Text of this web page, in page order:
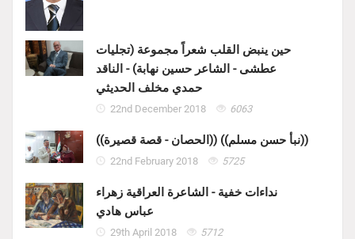
حين ينبض القلب شعراً مجموعة (تجليات
عطشى - الشاعر حسين نهابة) - الناقد
حمدي مخلف الحديثي
22nd December 2018 6063
((الحصان - قصة قصيرة)) ((نبأ حسن مسلم))
22nd February 2018 5725
نداءات خفية - الشاعرة العراقية زهراء
عباس هادي
29th April 2018 5712